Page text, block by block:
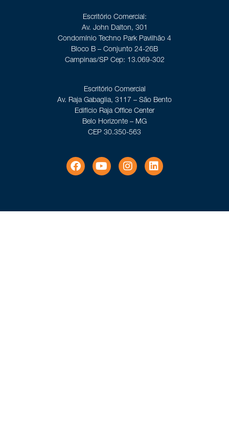
Escritório Comercial:
Av. John Dalton, 301
Condomínio Techno Park Pavilhão 4
Bloco B – Conjunto 24-26B
Campinas/SP Cep: 13.069-302
Escritório Comercial
Av. Raja Gabaglia, 3117 – São Bento
Edifício Raja Office Center
Belo Horizonte – MG
CEP 30.350-563